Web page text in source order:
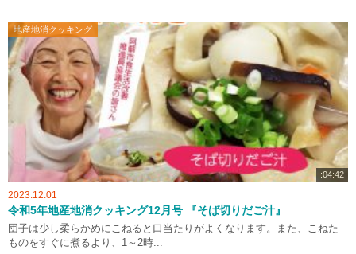
地産地消クッキング
:04:42
2023.12.01
令和5年地産地消クッキング12月号 『そば切りだご汁』
団子は少し柔らかめにこねると口当たりがよくなります。また、こねた
ものをすぐに煮るより、1～2時...